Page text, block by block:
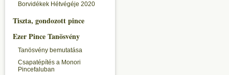
Borvidékek Hétvégéje 2020
Tiszta, gondozott pince
Ezer Pince Tanösvény
Tanösvény bemutatása
Csapatépítés a Monori
Pincefaluban